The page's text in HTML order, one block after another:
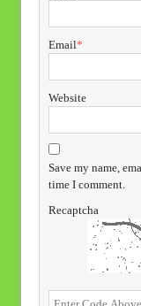
Email*
Website
Save my name,
time I comment.
Recaptcha